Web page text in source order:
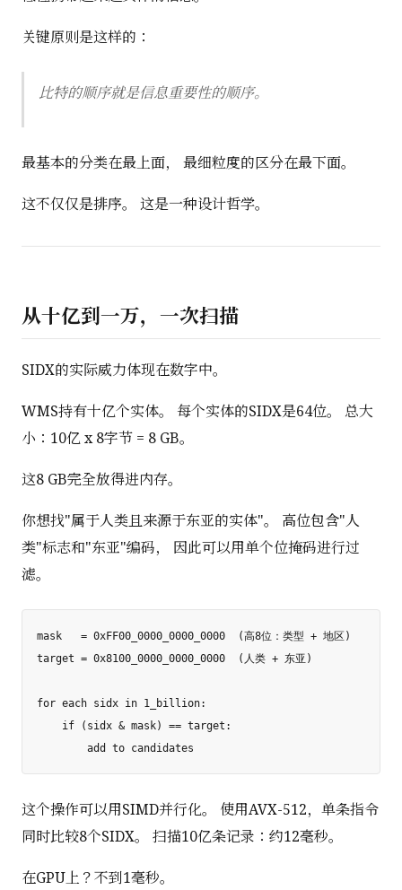
关键原则是这样的：
比特的顺序就是信息重要性的顺序。
最基本的分类在最上面， 最细粒度的区分在最下面。
这不仅仅是排序。 这是一种设计哲学。
从十亿到一万，一次扫描
SIDX的实际威力体现在数字中。
WMS持有十亿个实体。 每个实体的SIDX是64位。 总大
小：10亿 x 8字节 = 8 GB。
这8 GB完全放得进内存。
你想找"属于人类且来源于东亚的实体"。 高位包含"人
类"标志和"东亚"编码， 因此可以用单个位掩码进行过
滤。
mask   = 0xFF00_0000_0000_0000  (高8位：类型 + 地区)
target = 0x8100_0000_0000_0000  (人类 + 东亚)
for each sidx in 1_billion:
    if (sidx & mask) == target:
这个操作可以用SIMD并行化。 使用AVX-512，单条指令
同时比较8个SIDX。 扫描10亿条记录：约12毫秒。
在GPU上？不到1毫秒。